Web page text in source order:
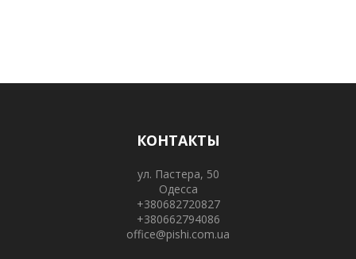
КОНТАКТЫ
ул. Пастера, 50
Одесса
+380682720827
+380662794086
office@pishi.com.ua